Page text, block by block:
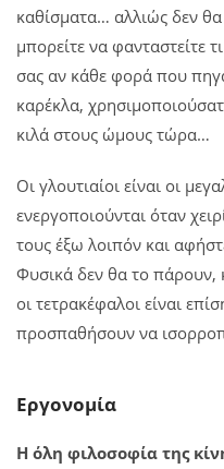
καθίσματα… αλλιώς δεν θα
μπορείτε να φανταστείτε
σας αν κάθε φορά που
καρέκλα,
κιλά στους ώμους τώρα…
Οι γλουτιαίοι είναι οι
ενεργοποιούνται όταν
τους έξω λοιπόν και
Φυσικά δεν θα το πάρουν,
οι τετρακέφαλοι είναι
προσπαθήσουν να
Εργονομία
Η όλη φιλοσοφία της